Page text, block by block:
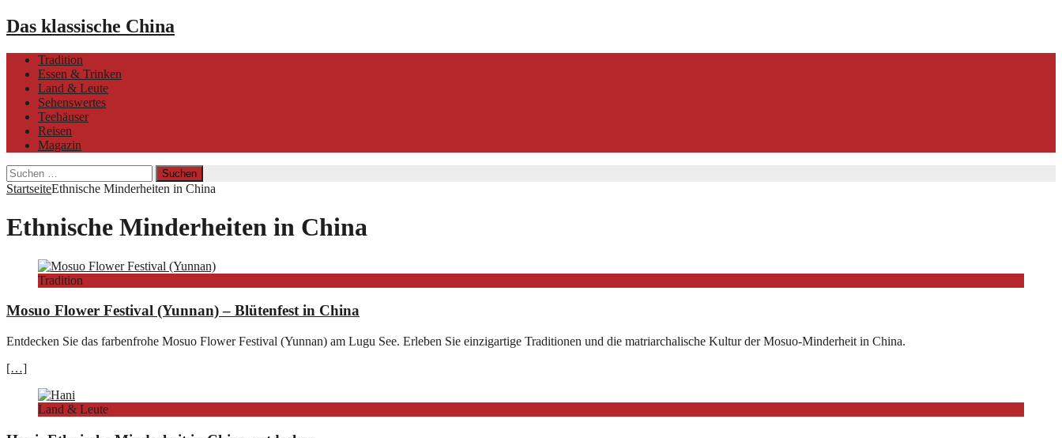
Das klassische China
Tradition
Essen & Trinken
Land & Leute
Sehenswertes
Teehäuser
Reisen
Magazin
Suchen
nach:
StartseiteEthnische Minderheiten in China
Ethnische Minderheiten in China
Tradition
Mosuo Flower Festival (Yunnan) – Blütenfest in China
Entdecken Sie das farbenfrohe Mosuo Flower Festival (Yunnan) am Lugu See. Erleben Sie einzigartige Traditionen und die matriarchalische Kultur der Mosuo-Minderheit in China.
[…]
Land & Leute